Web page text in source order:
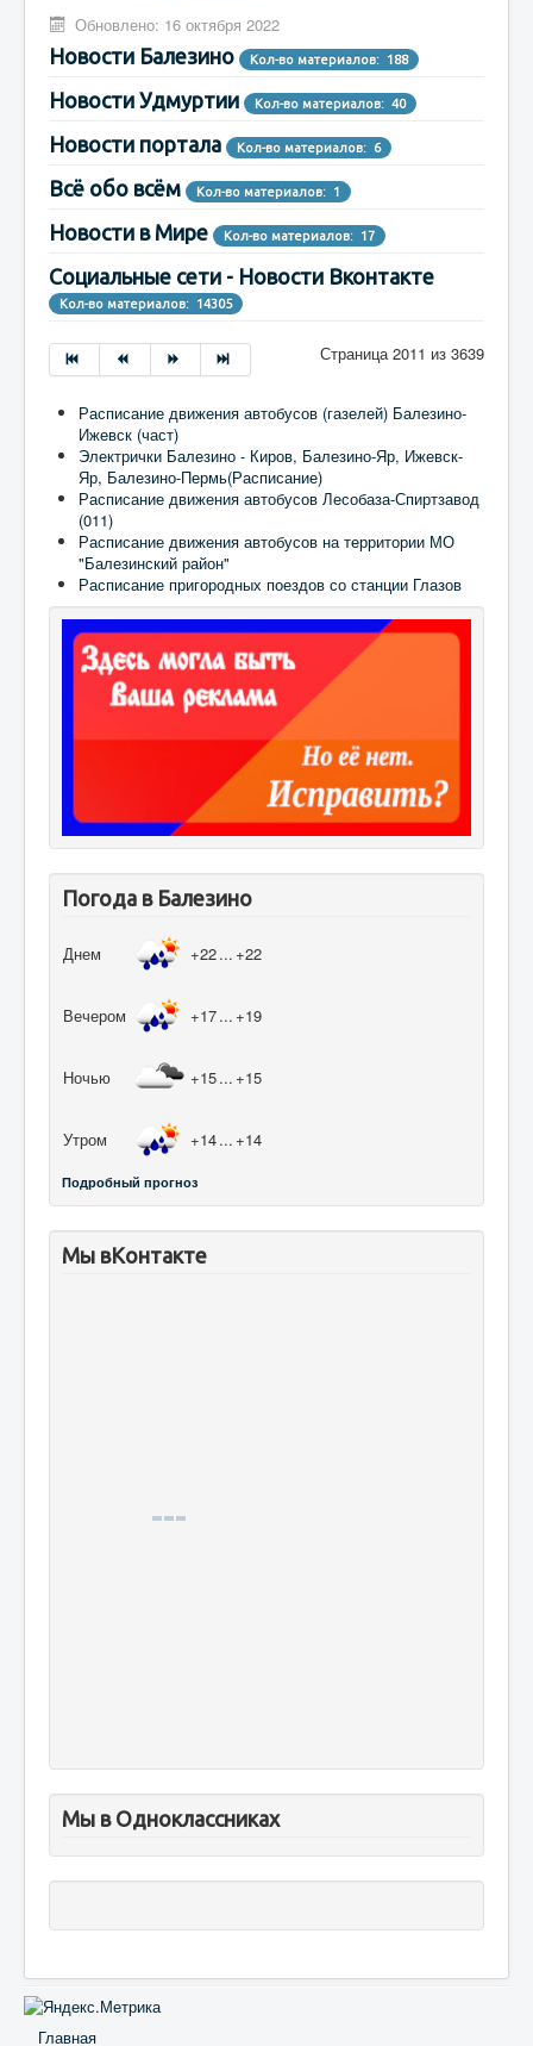
Обновлено: 16 октября 2022
Новости Балезино Кол-во материалов: 188
Новости Удмуртии Кол-во материалов: 40
Новости портала Кол-во материалов: 6
Всё обо всём Кол-во материалов: 1
Новости в Мире Кол-во материалов: 17
Социальные сети - Новости Вконтакте
Кол-во материалов: 14305
Страница 2011 из 3639
Расписание движения автобусов (газелей) Балезино-
Ижевск (част)
Электрички Балезино - Киров, Балезино-Яр, Ижевск-
Яр, Балезино-Пермь(Расписание)
Расписание движения автобусов Лесобаза-Спиртзавод
(011)
Расписание движения автобусов на территории МО
"Балезинский район"
Расписание пригородных поездов со станции Глазов
Погода в Балезино
Днем +22... +22
Вечером +17... +19
Ночью +15... +15
Утром +14... +14
Подробный прогноз
Мы вКонтакте
Мы в Одноклассниках
Главная